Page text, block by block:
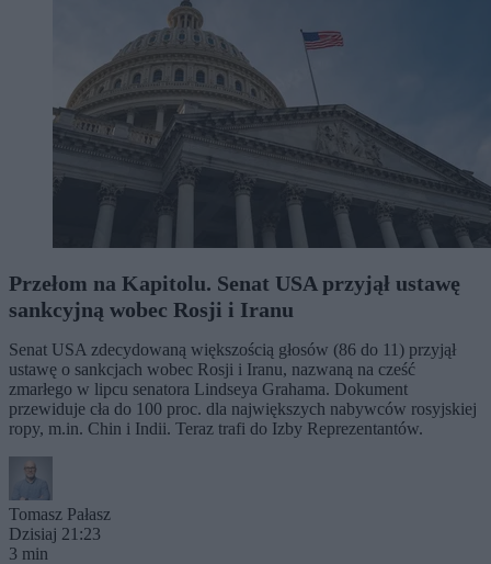
Przełom na Kapitolu. Senat USA przyjął ustawę
sankcyjną wobec Rosji i Iranu
Senat USA zdecydowaną większością głosów (86 do 11) przyjął
ustawę o sankcjach wobec Rosji i Iranu, nazwaną na cześć
zmarłego w lipcu senatora Lindseya Grahama. Dokument
przewiduje cła do 100 proc. dla największych nabywców rosyjskiej
ropy, m.in. Chin i Indii. Teraz trafi do Izby Reprezentantów.
Tomasz Pałasz
Dzisiaj 21:23
3 min